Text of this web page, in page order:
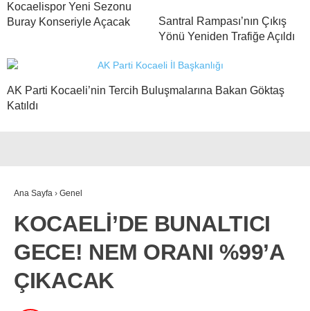
Kocaelispor Yeni Sezonu
Buray Konseriyle Açacak
Santral Rampası’nın Çıkış
Yönü Yeniden Trafiğe Açıldı
AK Parti Kocaeli’nin Tercih Buluşmalarına Bakan Göktaş
Katıldı
Ana Sayfa › Genel
KOCAELİ’DE BUNALTICI
GECE! NEM ORANI %99’A
ÇIKACAK